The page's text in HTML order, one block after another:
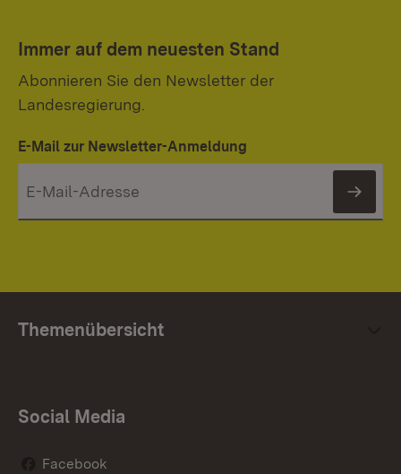
Immer auf dem neuesten Stand
Abonnieren Sie den Newsletter der
Landesregierung.
E-Mail zur Newsletter-Anmeldung
Themenübersicht
Social Media
Facebook